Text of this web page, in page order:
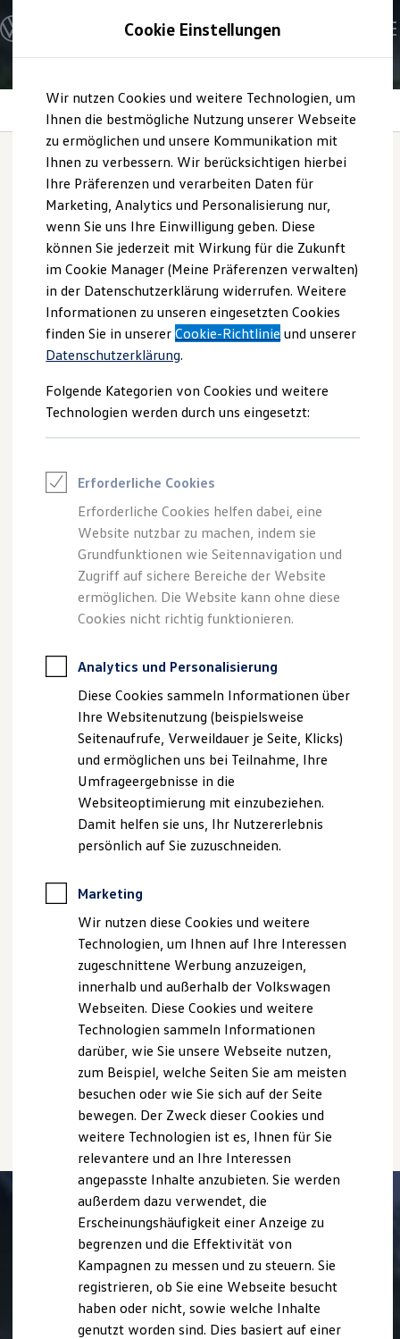
Hauptinhalt
springen
Footer
springen
Modelle und Konfigurator
Konfigurator
Modelle vergleichen
Elektroautos
ENERGY Sondermodelle
Nutzfahrzeuge
SUV und CUV
Familienautos
Kombis
Kompaktwagen
Sportwagen
Schnell verfügbare Fahrzeuge
Angebote und Produkte
Aktuelle Angebote
E-Auto-Förderung
Volkswagen Marktplatz
Die ENERGY Sondermodelle
Junge Gebrauchtwagen und Gebrauchtwagen
Volkswagen Zertifizierte Gebrauchtwagen
Elektromobilität bei Gebrauchtwagen
Saisonangebote
Reifenpakete
Leasing
Leasing-Angebote
Elektroauto Leasing
Kleinwagen-Leasing
Leasing ohne Anzahlung
Finanzierung
Autokredit mit Schlussrate
Versicherungen und Garantien
Kfz-Versicherung
Restschuldversicherungen
Garantien
Professional Class bei Volkswagen
Behörden
Direktkunden
Sonderfahrzeuge
Anpfiff zum Gewinn
Elektromobilität
Elektroautos
ID. Tutorials
Elektrofahrzeugkonzepte
ID. EVERY1
Reichweite
Rekuperation
Laden unterwegs
Laden Zuhause
Ladestationen finden
Ladezeitensimulator
Batterie
Sicherheit
Nachhaltigkeit
Technologie
Kosten und Kauf
Verbrauchskosten
Kaufoptionen
E-Auto-Förderung
Software und Konnektivität
Die ID. Software 6
ID. Software Versionen und Updates
Digitale Extras
Schnittstellen zu Ihrem ID.
Marke und Erlebnis
Volkswagen R und R Experience
R-Modelle
R Experience
Driving Experience
Volkswagen entdecken
Werkbesichtigung
Navigation
Navigation
Verbleibende Zeit, --:--
Nutzungsbedingungen
Datenschutzerklärungen
Cookie-Richtlinie
Lizenzhinweise Dritter
Angaben zum Digital Services Act (DSA)
EU Data Act
Produktsicherheitsinformationen
Vertrag Widerrufen
Disclaimer von Volkswagen AG
Bildliche Darstellungen können je nach Software-Version vom
Auslieferungszustand abweichen und Sonderausstattungen
Die in dieser Darstellung gezeigten Fahrzeuge und
Ausstattungen können in einzelnen Details vom aktuellen
deutschen Lieferprogramm abweichen. Abgebildet sind
teilweise Sonderausstattungen der Fahrzeuge gegen
Mehrpreis.
Übersicht der aktuell verfügbaren Modelle und Ausstattungen.
Die angegebenen Verbrauchs- und Emissionswerte beziehen
sich nicht auf ein einzelnes Fahrzeug und sind nicht Bestandteil
des Angebots, sondern dienen allein Vergleichszwecken
zwischen den verschiedenen Fahrzeugtypen.
(Anbauteile, Reifenformat
usw.) können relevante Fahrzeugparameter, wie
Rollwiderstand und Aerodynamik verändern und neben
Witterungs- und Verkehrsbedingungen sowie dem
individuellen Fahrverhalten den Kraftstoffverbrauch, den
Stromverbrauch, die CO₂-Emissionen und die
Fahrleistungswerte eines Fahrzeugs beeinflussen.
Cookie Einstellungen
Wir nutzen Cookies und weitere Technologien, um
Ihnen die bestmögliche Nutzung unserer Webseite
zu ermöglichen und unsere Kommunikation mit
Ihnen zu verbessern. Wir berücksichtigen hierbei
Ihre Präferenzen und verarbeiten Daten für
Marketing, Analytics und Personalisierung nur,
wenn Sie uns Ihre Einwilligung geben. Diese
können Sie jederzeit mit Wirkung für die Zukunft
im Cookie Manager (Meine Präferenzen verwalten)
in der Datenschutzerklärung widerrufen. Weitere
Informationen zu unseren eingesetzten Cookies
finden Sie in unsererCookie-Richtlinie und unserer
Datenschutzerklärung.
Folgende Kategorien von Cookies und weitere
Technologien werden durch uns eingesetzt:
Erforderliche Cookies
Erforderliche Cookies helfen dabei, eine
Website nutzbar zu machen, indem sie
Grundfunktionen wie Seitennavigation und
Zugriff auf sichere Bereiche der Website
ermöglichen. Die Website kann ohne diese
Cookies nicht richtig funktionieren.
Analytics und Personalisierung
Diese Cookies sammeln Informationen über
Ihre Websitenutzung (beispielsweise
Seitenaufrufe, Verweildauer je Seite, Klicks)
und ermöglichen uns bei Teilnahme, Ihre
Umfrageergebnisse in die
Websiteoptimierung mit einzubeziehen.
Damit helfen sie uns, Ihr Nutzererlebnis
persönlich auf Sie zuzuschneiden.
Marketing
Wir nutzen diese Cookies und weitere
Technologien, um Ihnen auf Ihre Interessen
zugeschnittene Werbung anzuzeigen,
innerhalb und außerhalb der Volkswagen
Webseiten. Diese Cookies und weitere
Technologien sammeln Informationen
darüber, wie Sie unsere Webseite nutzen,
zum Beispiel, welche Seiten Sie am meisten
besuchen oder wie Sie sich auf der Seite
bewegen. Der Zweck dieser Cookies und
weitere Technologien ist es, Ihnen für Sie
relevantere und an Ihre Interessen
angepasste Inhalte anzubieten. Sie werden
außerdem dazu verwendet, die
Erscheinungshäufigkeit einer Anzeige zu
begrenzen und die Effektivität von
Kampagnen zu messen und zu steuern. Sie
registrieren, ob Sie eine Webseite besucht
haben oder nicht, sowie welche Inhalte
genutzt worden sind. Dies basiert auf einer